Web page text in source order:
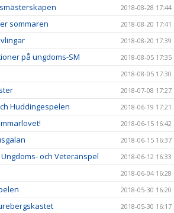
2018-08-28 17:44
sommaren 2018-08-20 17:41
2018-08-20 17:39
på ungdoms-SM 2018-08-05 17:35
2018-08-05 17:30
2018-07-08 17:27
Huddingespelen 2018-06-19 17:21
2018-06-15 16:42
2018-06-15 16:37
och Veteranspel 2018-06-12 16:33
2018-06-04 16:28
2018-05-30 16:20
2018-05-30 16:17